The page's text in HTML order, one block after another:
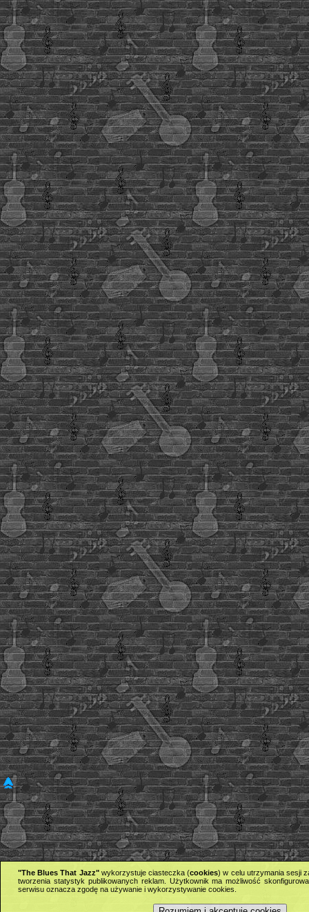
"The Blues That Jazz"wykorzystuje ciasteczka (cookies) w celu utrzymania sesji
tworzenia statystyk publikowanych reklam. Użytkownik ma możliwość
serwisu oznacza zgodę na używanie i wykorzystywanie cookies.